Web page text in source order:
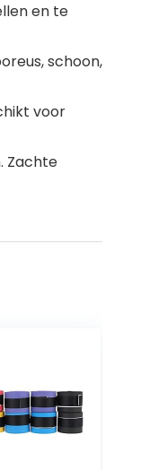
en te
schoon,
voor
Zachte